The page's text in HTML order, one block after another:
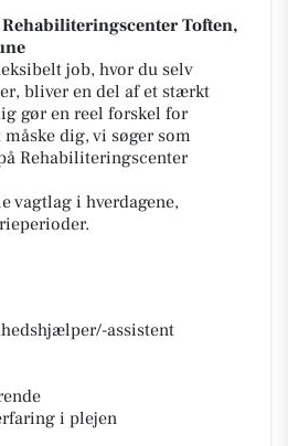
Toften,
job, hvor du selv
bliver en del af et stærkt
gør en reel forskel for
måske dig, vi søger som
Rehabiliteringscenter
vagtlag i hverdagene,
assistent
i plejen